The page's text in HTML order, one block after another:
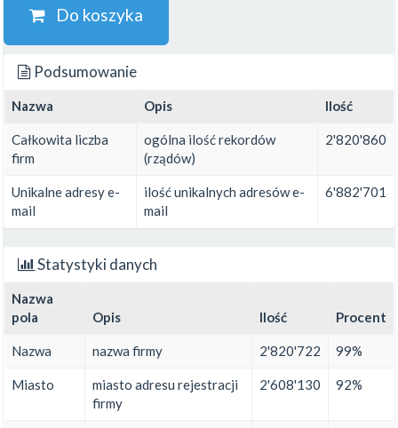
Do koszyka
Podsumowanie
Nazwa Opis Ilość
Całkowita liczba
firm
ogólna ilość rekordów
(rządów)
2'820'860
Unikalne adresy e-
mail
ilość unikalnych adresów e-
mail
6'882'701
Statystyki danych
Nazwa
pola
Opis Ilość Procent
Nazwa nazwa firmy 2'820'722 99%
Miasto
miasto adresu rejestracji
firmy
2'608'130 92%